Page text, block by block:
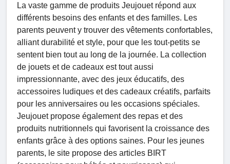
La vaste gamme de produits Jeujouet répond aux
différents besoins des enfants et des familles. Les
parents peuvent y trouver des vêtements confortables,
alliant durabilité et style, pour que les tout-petits se
sentent bien tout au long de la journée. La collection
de jouets et de cadeaux est tout aussi
impressionnante, avec des jeux éducatifs, des
accessoires ludiques et des cadeaux créatifs, parfaits
pour les anniversaires ou les occasions spéciales.
Jeujouet propose également des repas et des
produits nutritionnels qui favorisent la croissance des
enfants grâce à des options saines. Pour les jeunes
parents, le site propose des articles BIRT